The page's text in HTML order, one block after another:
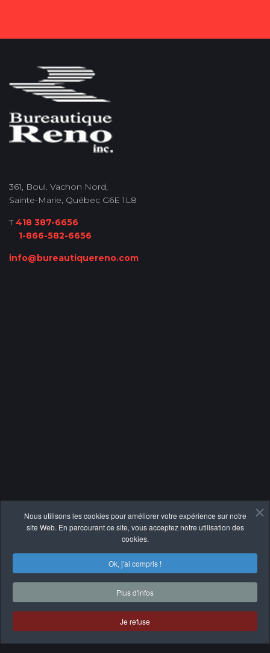
361, Boul. Vachon Nord,
Sainte-Marie, Québec G6E 1L8
T418 387-6656
1-866-582-6656
info@bureautiquereno.com
Copyright © 2026 Bureautique RENO.Une réalisation de
Politique de confidentialité
Nous utilisons les cookies pour améliorer votre expérience sur notre
site Web. En parcourant ce site, vous acceptez notre utilisation des
cookies.
Ok, j'ai compris !
Plus d'infos
Je refuse